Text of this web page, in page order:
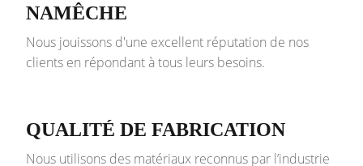
NAMÊCHE
Nous jouissons d'une excellent réputation de nos
clients en répondant à tous leurs besoins.
QUALITÉ DE FABRICATION
Nous utilisons des matériaux reconnus par l’industrie